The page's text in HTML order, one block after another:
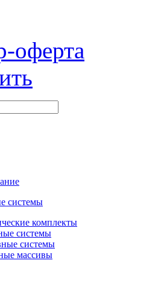
оферта
системы
комплекты
системы
системы
массивы